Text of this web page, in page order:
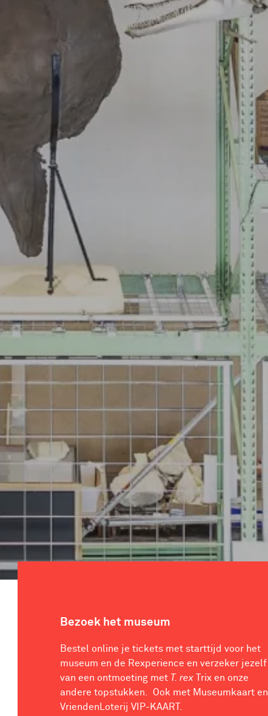
Bezoek het museum
Bestel online je tickets met starttijd voor het
museum en de Rexperience en verzeker jezelf
van een ontmoeting met T. rex Trix en onze
andere topstukken. Ook met Museumkaart en
VriendenLoterij VIP-KAART.